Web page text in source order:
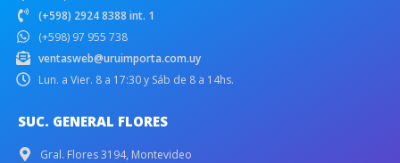
(+598) 2924 8388 int. 1
(+598) 97 955 738
ventasweb@uruimporta.com.uy
Lun. a Vier. 8 a 17:30 y Sáb de 8 a 14hs.
SUC. GENERAL FLORES
Gral. Flores 3194, Montevideo